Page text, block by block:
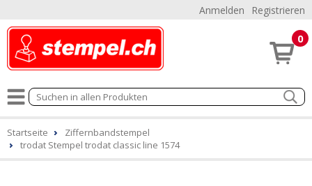
Anmelden Registrieren
0
Startseite
Ziffernbandstempel
trodat Stempel trodat classic line 1574